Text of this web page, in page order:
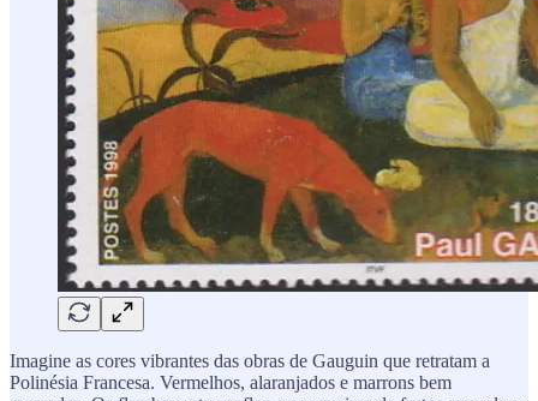
Imagine as cores vibrantes das obras de Gauguin que retratam a
Polinésia Francesa. Vermelhos, alaranjados e marrons bem